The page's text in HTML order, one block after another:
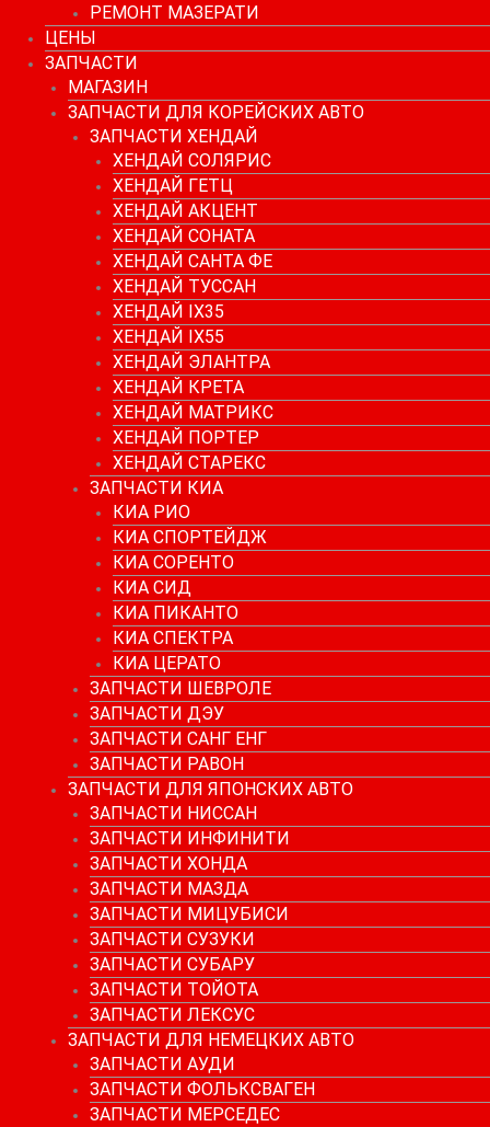
РЕМОНТ МАЗЕРАТИ
ЦЕНЫ
ЗАПЧАСТИ
МАГАЗИН
ЗАПЧАСТИ ДЛЯ КОРЕЙСКИХ АВТО
ЗАПЧАСТИ ХЕНДАЙ
ХЕНДАЙ СОЛЯРИС
ХЕНДАЙ ГЕТЦ
ХЕНДАЙ АКЦЕНТ
ХЕНДАЙ СОНАТА
ХЕНДАЙ САНТА ФЕ
ХЕНДАЙ ТУССАН
ХЕНДАЙ IX35
ХЕНДАЙ IX55
ХЕНДАЙ ЭЛАНТРА
ХЕНДАЙ КРЕТА
ХЕНДАЙ МАТРИКС
ХЕНДАЙ ПОРТЕР
ХЕНДАЙ СТАРЕКС
ЗАПЧАСТИ КИА
КИА РИО
КИА СПОРТЕЙДЖ
КИА СОРЕНТО
КИА СИД
КИА ПИКАНТО
КИА СПЕКТРА
КИА ЦЕРАТО
ЗАПЧАСТИ ШЕВРОЛЕ
ЗАПЧАСТИ ДЭУ
ЗАПЧАСТИ САНГ ЕНГ
ЗАПЧАСТИ РАВОН
ЗАПЧАСТИ ДЛЯ ЯПОНСКИХ АВТО
ЗАПЧАСТИ НИССАН
ЗАПЧАСТИ ИНФИНИТИ
ЗАПЧАСТИ ХОНДА
ЗАПЧАСТИ МАЗДА
ЗАПЧАСТИ МИЦУБИСИ
ЗАПЧАСТИ СУЗУКИ
ЗАПЧАСТИ СУБАРУ
ЗАПЧАСТИ ТОЙОТА
ЗАПЧАСТИ ЛЕКСУС
ЗАПЧАСТИ ДЛЯ НЕМЕЦКИХ АВТО
ЗАПЧАСТИ АУДИ
ЗАПЧАСТИ ФОЛЬКСВАГЕН
ЗАПЧАСТИ МЕРСЕДЕС